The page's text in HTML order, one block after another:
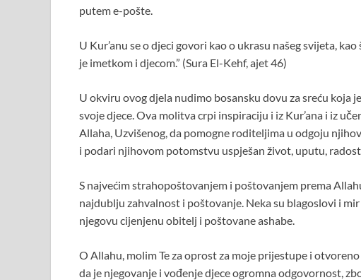
putem e-pošte.
U Kur’anu se o djeci govori kao o ukrasu našeg svijeta,
je imetkom i djecom.” (Sura El-Kehf, ajet 46)
U okviru ovog djela nudimo bosansku dovu za sreću
svoje djece. Ova molitva crpi inspiraciju i iz Kur’ana i iz
Allaha, Uzvišenog, da pomogne roditeljima u odgoju
i podari njihovom potomstvu uspješan život, uputu,
S najvećim strahopoštovanjem i poštovanjem prema
najdublju zahvalnost i poštovanje. Neka su blagoslovi i
njegovu cijenjenu obitelj i poštovane ashabe.
O Allahu, molim Te za oprost za moje prijestupe i
da je njegovanje i vođenje djece ogromna odgovornost,